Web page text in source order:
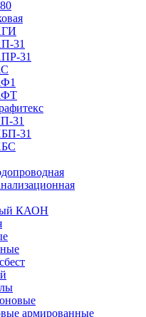
31
31
31
31
КАОН
армированные